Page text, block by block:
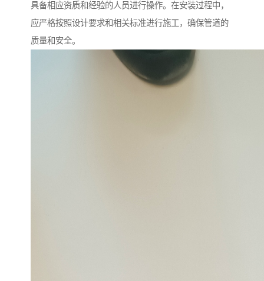
具备相应资质和经验的人员进行操作。在安装过程中，
应严格按照设计要求和相关标准进行施工，确保管道的
质量和安全。